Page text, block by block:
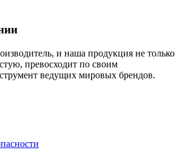
и наша продукция не только
превосходит по своим
ведущих мировых брендов.